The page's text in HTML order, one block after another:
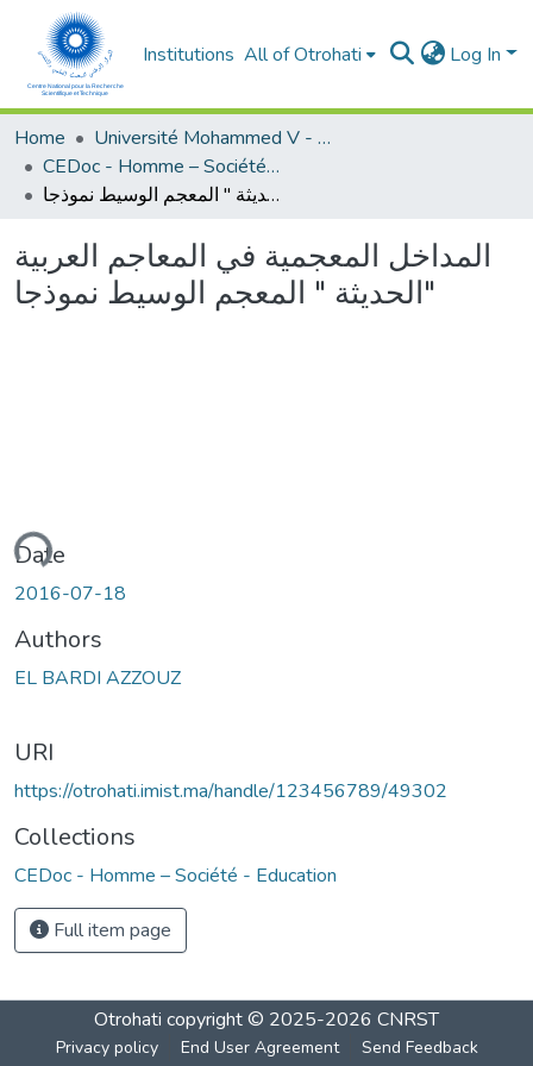
Institutions All of Otrohati Log In
Home
Université Mohammed V - Rabat
CEDoc - Homme – Société - Education
المداخل المعجمية في المعاجم العربية الحديثة " المعجم الوسيط نموذجا"
المداخل المعجمية في المعاجم العربية
الحديثة " المعجم الوسيط نموذجا"
Date
2016-07-18
Authors
EL BARDI AZZOUZ
URI
https://otrohati.imist.ma/handle/123456789/49302
Collections
CEDoc - Homme – Société - Education
Full item page
Otrohati copyright © 2025-2026 CNRST
Privacy policy End User Agreement Send Feedback